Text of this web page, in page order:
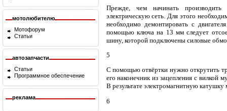
мотолюбителю
Мотофорум
Статьи
автозапчасти
Статьи
Программное обеспечение
реклама
Прежде, чем начинать производить
электрическую сеть. Для этого
необходимо демонтировать с
помощью ключа на 13 мм следует
шину, которой подключены силовые
5
С помощью отвёртки нужно открутить
его наконечник из зацепления с
В результате электромагнитную
6